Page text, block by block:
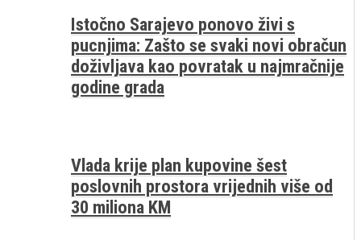
Istočno Sarajevo ponovo živi s
pucnjima: Zašto se svaki novi obračun
doživljava kao povratak u najmračnije
godine grada
Vlada krije plan kupovine šest
poslovnih prostora vrijednih više od
30 miliona KM